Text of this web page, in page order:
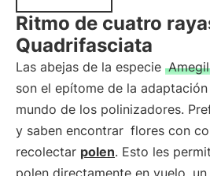
Ritmo de cuatro
Quadrifasciata
Las abejas de la especie
son el epítome de la
mundo de los polinizadores.
y saben encontrar flores con
recolectar polen. Esto les
polen directamente en vuelo,